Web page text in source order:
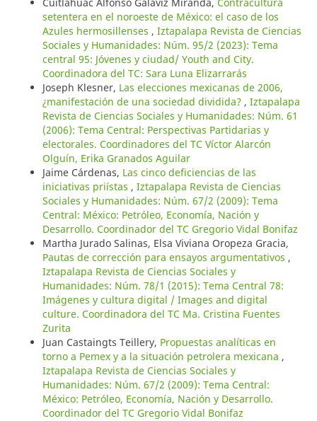
Cuitlahuac Alfonso Galaviz Miranda, Contracultura
setentera en el noroeste de México: el caso de los
Azules hermosillenses , Iztapalapa Revista de Ciencias
Sociales y Humanidades: Núm. 95/2 (2023): Tema
central 95: Jóvenes y ciudad/ Youth and City.
Coordinadora del TC: Sara Luna Elizarrarás
Joseph Klesner, Las elecciones mexicanas de 2006,
¿manifestación de una sociedad dividida? , Iztapalapa
Revista de Ciencias Sociales y Humanidades: Núm. 61
(2006): Tema Central: Perspectivas Partidarias y
electorales. Coordinadores del TC Víctor Alarcón
Olguín, Erika Granados Aguilar
Jaime Cárdenas, Las cinco deficiencias de las
iniciativas priístas , Iztapalapa Revista de Ciencias
Sociales y Humanidades: Núm. 67/2 (2009): Tema
Central: México: Petróleo, Economía, Nación y
Desarrollo. Coordinador del TC Gregorio Vidal Bonifaz
Martha Jurado Salinas, Elsa Viviana Oropeza Gracia,
Pautas de corrección para ensayos argumentativos ,
Iztapalapa Revista de Ciencias Sociales y
Humanidades: Núm. 78/1 (2015): Tema Central 78:
Imágenes y cultura digital / Images and digital
culture. Coordinadora del TC Ma. Cristina Fuentes
Zurita
Juan Castaingts Teillery, Propuestas analíticas en
torno a Pemex y a la situación petrolera mexicana ,
Iztapalapa Revista de Ciencias Sociales y
Humanidades: Núm. 67/2 (2009): Tema Central:
México: Petróleo, Economía, Nación y Desarrollo.
Coordinador del TC Gregorio Vidal Bonifaz